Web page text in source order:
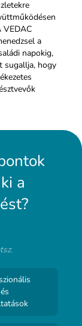
VEDAC
a
napokig,
sugallja, hogy
a